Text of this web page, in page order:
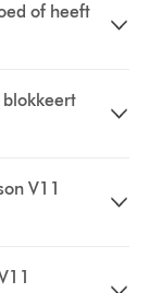
of heeft
blokkeert
V11